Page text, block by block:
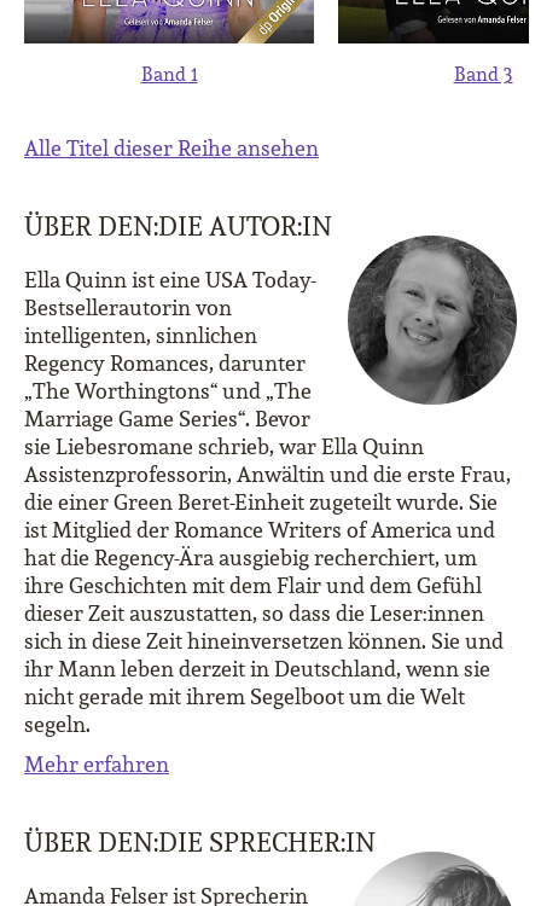
Band 1 Band 3
Alle Titel dieser Reihe ansehen
ÜBER DEN:DIE AUTOR:IN
Ella Quinn ist eine USA Today-
Bestsellerautorin von
intelligenten, sinnlichen
Regency Romances, darunter
„The Worthingtons“ und „The
Marriage Game Series“. Bevor
sie Liebesromane schrieb, war Ella Quinn
Assistenzprofessorin, Anwältin und die erste Frau,
die einer Green Beret-Einheit zugeteilt wurde. Sie
ist Mitglied der Romance Writers of America und
hat die Regency-Ära ausgiebig recherchiert, um
ihre Geschichten mit dem Flair und dem Gefühl
dieser Zeit auszustatten, so dass die Leser:innen
sich in diese Zeit hineinversetzen können. Sie und
ihr Mann leben derzeit in Deutschland, wenn sie
nicht gerade mit ihrem Segelboot um die Welt
segeln.
Mehr erfahren
ÜBER DEN:DIE SPRECHER:IN
Amanda Felser ist Sprecherin